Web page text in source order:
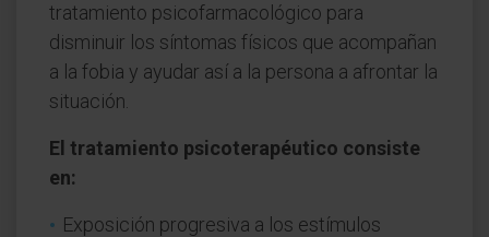
tratamiento psicofarmacológico para
disminuir los síntomas físicos que acompañan
a la fobia y ayudar así a la persona a afrontar la
situación.
El tratamiento psicoterapéutico consiste
en:
Exposición progresiva a los estímulos